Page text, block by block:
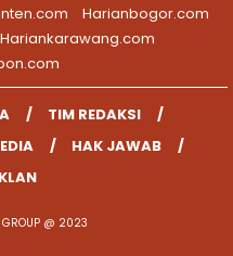
Harianbogor.com
Hariankarawang.com
TIM REDAKSI
HAK JAWAB
@ 2023